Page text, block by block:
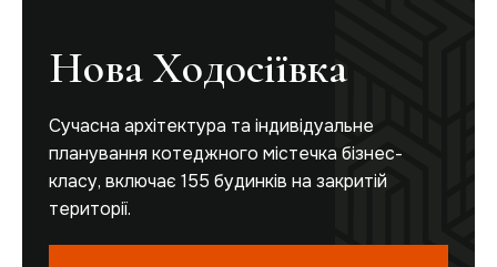
Нова Ходосіївка
Сучасна архітектура та індивідуальне
планування котеджного містечка бізнес-
класу, включає 155 будинків на закритій
території.